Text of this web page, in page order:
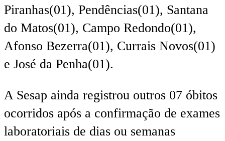
Piranhas(01), Pendências(01), Santana
do Matos(01), Campo Redondo(01),
Afonso Bezerra(01), Currais Novos(01)
e José da Penha(01).
A Sesap ainda registrou outros 07 óbitos
ocorridos após a confirmação de exames
laboratoriais de dias ou semanas